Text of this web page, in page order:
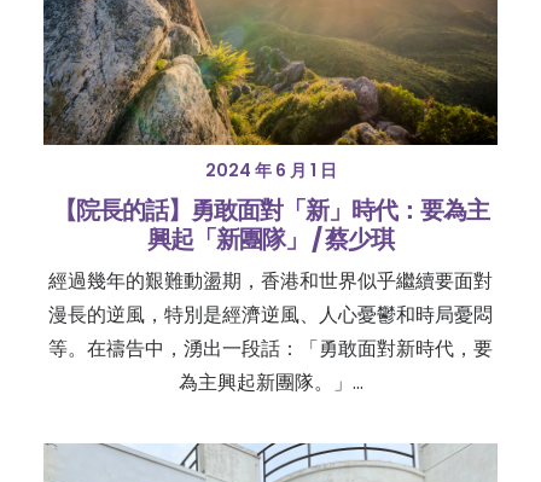
2024 年 6 月 1 日
【院長的話】勇敢面對「新」時代：要為主
興起「新團隊」 / 蔡少琪
經過幾年的艱難動盪期，香港和世界似乎繼續要面對
漫長的逆風，特別是經濟逆風、人心憂鬱和時局憂悶
等。在禱告中，湧出一段話：「勇敢面對新時代，要
為主興起新團隊。」…